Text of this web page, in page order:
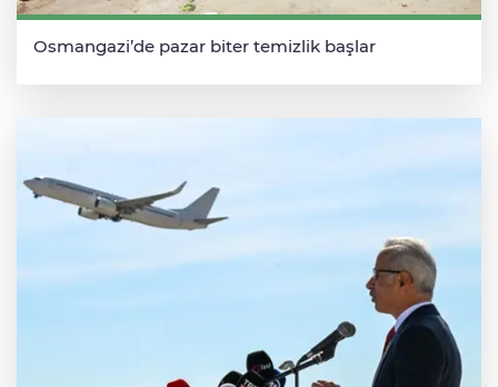
Osmangazi’de pazar biter temizlik başlar